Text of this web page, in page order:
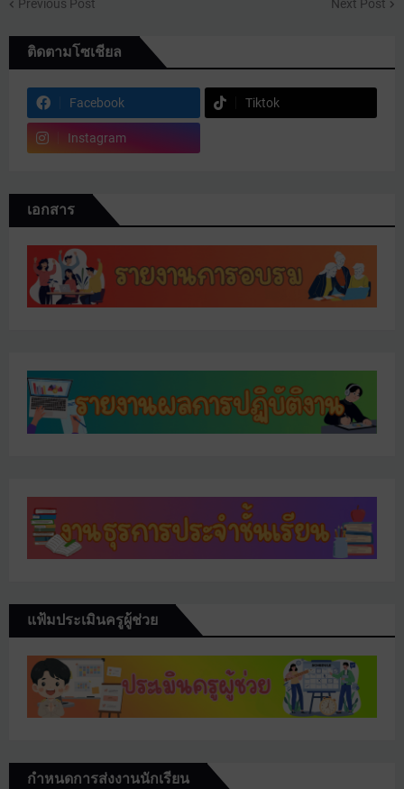
Previous Post Next Post
ติดตามโซเชียล
Facebook Tiktok
Instagram
เอกสาร
แฟ้มประเมินครูผู้ช่วย
กำหนดการส่งงานนักเรียน